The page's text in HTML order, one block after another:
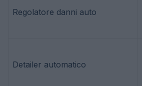
Regolatore danni auto
Detailer automatico